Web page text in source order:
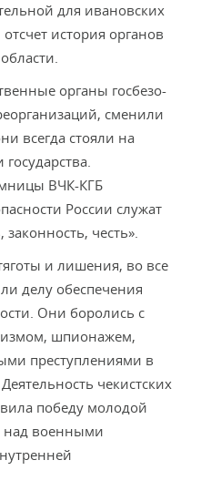
для ивановских
история органов
органы госбезо­
сменили
всегда стояли на
ВЧК-КГБ
России служат
законность, честь».
и лишения, во все
делу обеспечения
Они боролись с
шпионажем,
преступлениями в
чекистских
победу молодой
над военными